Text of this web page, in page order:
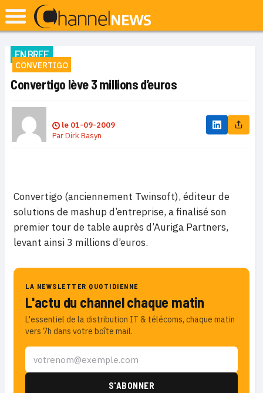
EN BREF
CONVERTIGO
Convertigo lève 3 millions d’euros
le 01-09-2009
ParDirk Basyn
Convertigo (anciennement Twinsoft), éditeur de
solutions de mashup d’entreprise, a finalisé son
premier tour de table auprès d’Auriga Partners,
levant ainsi 3 millions d’euros.
LA NEWSLETTER QUOTIDIENNE
L'actu du channel chaque matin
L'essentiel de la distribution IT & télécoms, chaque matin
vers 7h dans votre boîte mail.